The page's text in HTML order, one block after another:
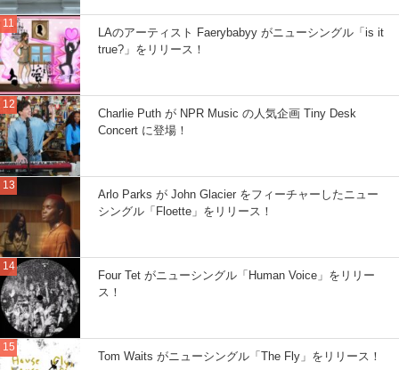
LAのアーティスト Faerybabyy がニューシングル「is it
true?」をリリース！
Charlie Puth が NPR Music の人気企画 Tiny Desk
Concert に登場！
Arlo Parks が John Glacier をフィーチャーしたニュー
シングル「Floette」をリリース！
Four Tet がニューシングル「Human Voice」をリリー
ス！
Tom Waits がニューシングル「The Fly」をリリース！